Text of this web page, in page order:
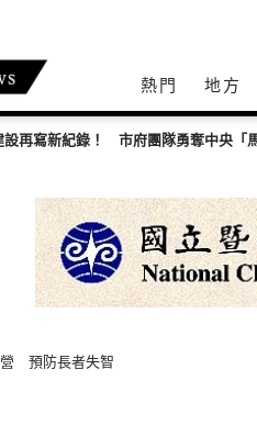
熱門 地方
苦錢！警親赴農會推廣防詐機制
營 預防長者失智